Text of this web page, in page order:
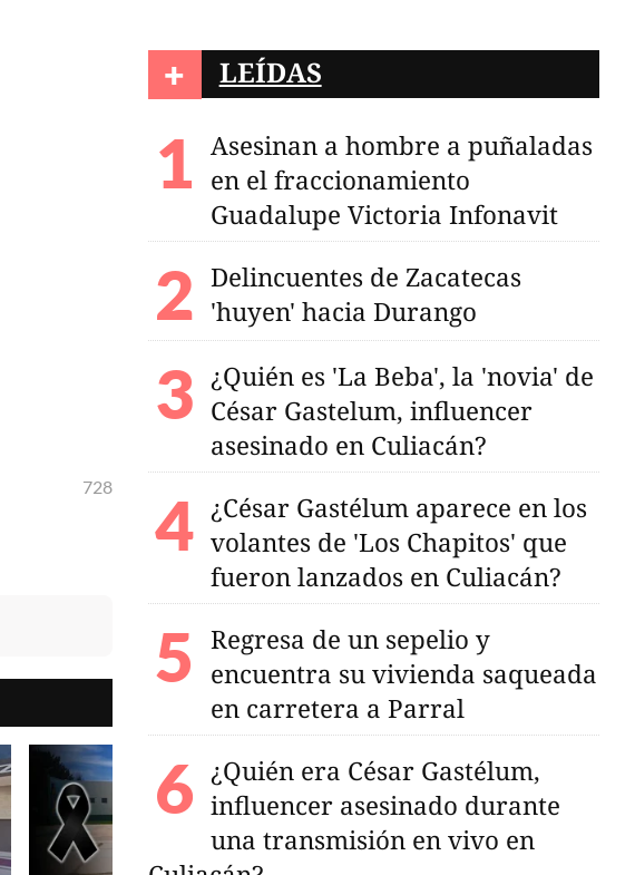
728
+ LEÍDAS
Asesinan a hombre a puñaladas
en el fraccionamiento
Guadalupe Victoria Infonavit
Delincuentes de Zacatecas
'huyen' hacia Durango
¿Quién es 'La Beba', la 'novia' de
César Gastelum, influencer
asesinado en Culiacán?
¿César Gastélum aparece en los
volantes de 'Los Chapitos' que
fueron lanzados en Culiacán?
Regresa de un sepelio y
encuentra su vivienda saqueada
en carretera a Parral
¿Quién era César Gastélum,
influencer asesinado durante
una transmisión en vivo en